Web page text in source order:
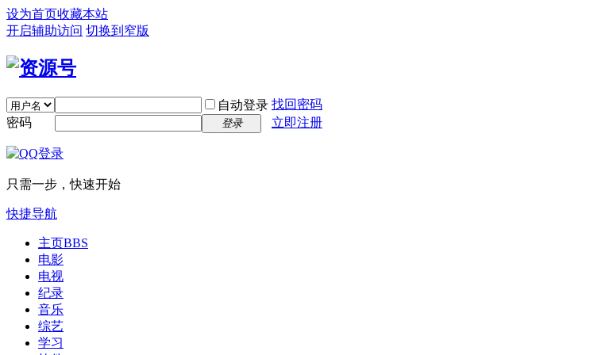
设为首页收藏本站
开启辅助访问 切换到窄版
自动登录 找回密码
密码
登录 立即注册
只需一步，快速开始
快捷导航
主页BBS
电影
电视
纪录
音乐
综艺
学习